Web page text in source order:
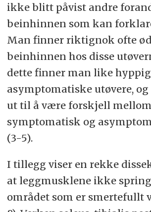
ikke blitt påvist andre
beinhinnen som kan
Man finner riktignok ofte
beinhinnen hos disse
dette finner man like
asymptomatiske utøvere,
ut til å være forskjell mellom
symptomatisk og
(3-5).
I tillegg viser en rekke
at leggmusklene ikke
området som er smertefullt